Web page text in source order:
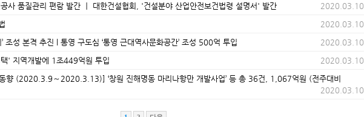
사 품질관리 편람 발간 ㅣ 대한건설협회, '건설분야 산업안전보건법령 설명서' 발간
2020.03.10
2020.03.10
조성 본격 추진 l 통영 구도심 ‘통영 근대역사문화공간’ 조성 500억 투입
2020.03.10
' 지역개발에 1조449억원 투입
2020.03.10
향 (2020.3.9～2020.3.13)] ‘창원 진해명동 마리나항만 개발사업’ 등 총 36건, 1,067억원 (전주대비
2020.03.10